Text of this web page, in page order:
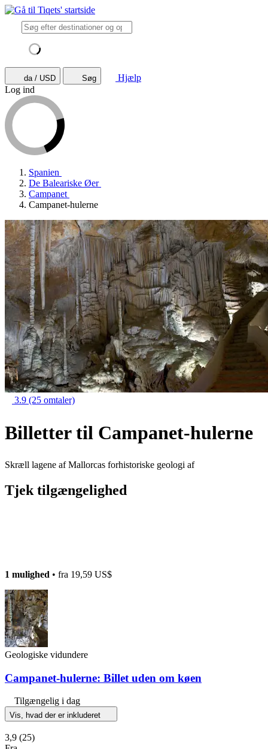
da / USD Søg
Hjælp
Log ind
Spanien
De Baleariske Øer
Campanet
Campanet-hulerne
3.9 (25 omtaler)
Billetter til Campanet-hulerne
Skræll lagene af Mallorcas forhistoriske geologi af
Tjek tilgængelighed
1 mulighed • fra 19,59 US$
Geologiske vidundere
Campanet-hulerne: Billet uden om køen
Tilgængelig i dag
Vis, hvad der er inkluderet
3,9 (25)